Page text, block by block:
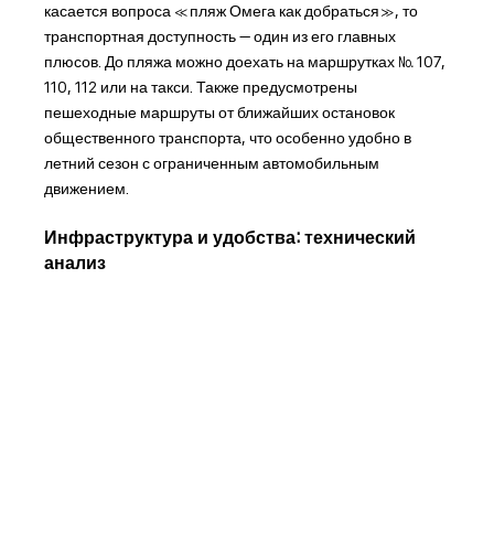
касается вопроса «пляж Омега как добраться», то
транспортная доступность — один из его главных
плюсов. До пляжа можно доехать на маршрутках № 107,
110, 112 или на такси. Также предусмотрены
пешеходные маршруты от ближайших остановок
общественного транспорта, что особенно удобно в
летний сезон с ограниченным автомобильным
движением.
Инфраструктура и удобства: технический
анализ